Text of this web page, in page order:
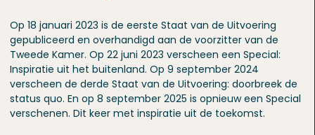
Op 18 januari 2023 is de eerste Staat van de Uitvoering
gepubliceerd en overhandigd aan de voorzitter van de
Tweede Kamer. Op 22 juni 2023 verscheen een Special:
Inspiratie uit het buitenland. Op 9 september 2024
verscheen de derde Staat van de Uitvoering: doorbreek de
status quo. En op 8 september 2025 is opnieuw een Special
verschenen. Dit keer met inspiratie uit de toekomst.